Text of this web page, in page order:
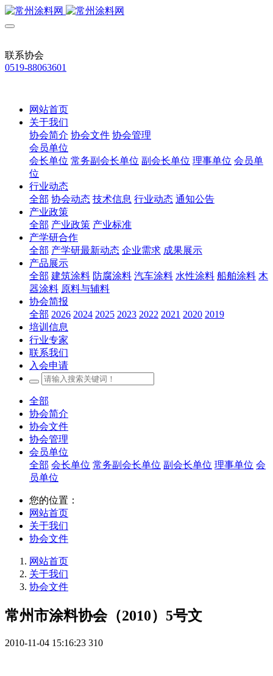
联系协会
0519-88063601
网站首页
关于我们
协会简介 协会文件 协会管理
会员单位
会长单位 常务副会长单位 副会长单位 理事单位 会员单
位
行业动态
全部 协会动态 技术信息 行业动态 通知公告
产业政策
全部 产业政策 产业标准
产学研合作
全部 产学研最新动态 企业需求 成果展示
产品展示
全部 建筑涂料 防腐涂料 汽车涂料 水性涂料 船舶涂料 木
器涂料 原料与辅料
协会简报
全部 2026 2024 2025 2023 2022 2021 2020 2019
培训信息
行业专家
联系我们
入会申请
全部
协会简介
协会文件
协会管理
会员单位
全部 会长单位 常务副会长单位 副会长单位 理事单位 会
员单位
您的位置：
网站首页
关于我们
协会文件
网站首页
关于我们
协会文件
常州市涂料协会（2010）5号文
2010-11-04 15:16:23 310